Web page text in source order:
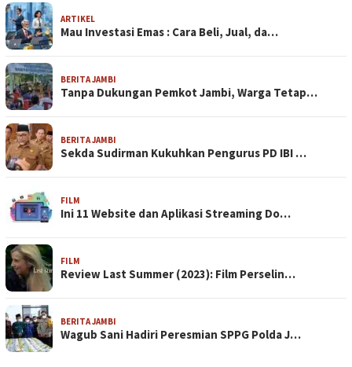
ARTIKEL
Mau Investasi Emas : Cara Beli, Jual, da…
BERITA JAMBI
Tanpa Dukungan Pemkot Jambi, Warga Tetap…
BERITA JAMBI
Sekda Sudirman Kukuhkan Pengurus PD IBI …
FILM
Ini 11 Website dan Aplikasi Streaming Do…
FILM
Review Last Summer (2023): Film Perselin…
BERITA JAMBI
Wagub Sani Hadiri Peresmian SPPG Polda J…